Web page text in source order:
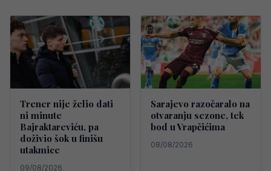
Trener nije želio dati
ni minute
Bajraktareviću, pa
doživio šok u finišu
utakmice
09/08/2026
Sarajevo razočaralo na
otvaranju sezone, tek
bod u Vrapčićima
08/08/2026